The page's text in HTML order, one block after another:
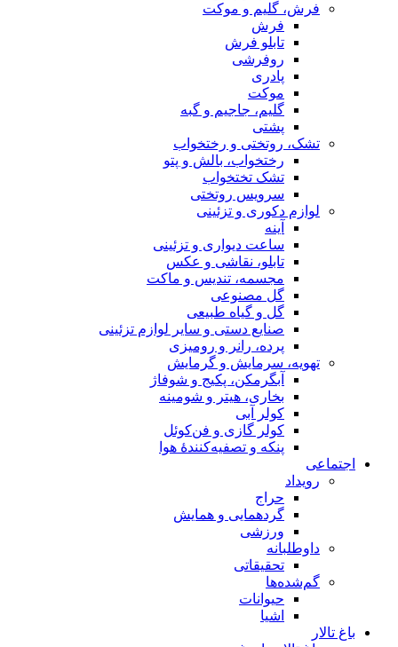
فرش، گلیم و موکت
فرش
تابلو فرش
روفرشی
پادری
موکت
گلیم، جاجیم و گبه
پشتی
تشک، روتختی و رختخواب
رختخواب، بالش و پتو
تشک تختخواب
سرویس روتختی
لوازم دکوری و تزئینی
آینه
ساعت دیواری و تزئینی
تابلو، نقاشی و عکس
مجسمه، تندیس و ماکت
گل مصنوعی
گل و گیاه طبیعی
صنایع دستی و سایر لوازم تزئینی
پرده، رانر و رومیزی
تهویه، سرمایش و گرمایش
آبگرمکن، پکیج و شوفاژ
بخاری، هیتر و شومینه
کولر آبی
کولر گازی و فن‌کوئل
پنکه و تصفیه‌کنندهٔ هوا
اجتماعی
رویداد
حراج
گردهمایی و همایش
ورزشی
داوطلبانه
تحقیقاتی
گم‌شده‌ها
حیوانات
اشیا
باغ تالار